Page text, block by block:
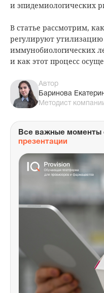
и эпидемиологических
В статье рассмотрим,
регулируют
иммунобиологических
и как этот процесс
Автор
Баринова
Методист
Все важные моменты
презентации